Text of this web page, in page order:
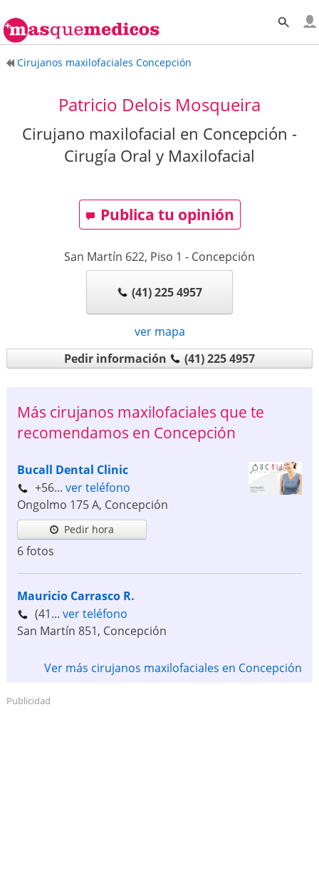
Cirujanos maxilofaciales Concepción
Patricio Delois Mosqueira
Cirujano maxilofacial en Concepción -
Cirugía Oral y Maxilofacial
Publica tu opinión
San Martín 622, Piso 1 - Concepción
(41) 225 4957
ver mapa
Pedir información
(41) 225 4957
Más cirujanos maxilofaciales que te
recomendamos en Concepción
Bucall Dental Clinic
+56... ver teléfono
Ongolmo 175 A, Concepción
Pedir hora
6 fotos
Mauricio Carrasco R.
(41... ver teléfono
San Martín 851, Concepción
Ver más cirujanos maxilofaciales en Concepción
Publicidad